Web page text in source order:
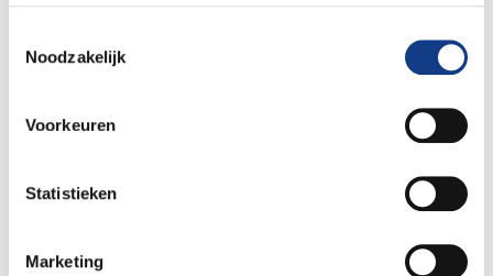
Noodzakelijk
Voorkeuren
Statistieken
Marketing
Peper 3 - Dippen